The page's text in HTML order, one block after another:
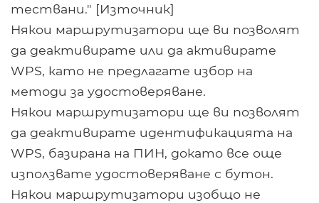
тествани." [Източник]
Някои маршрутизатори ще ви позволят
да деактивирате или да активирате
WPS, като не предлагате избор на
методи за удостоверяване.
Някои маршрутизатори ще ви позволят
да деактивирате идентификацията на
WPS, базирана на ПИН, докато все още
използвате удостоверяване с бутон.
Някои маршрутизатори изобщо не